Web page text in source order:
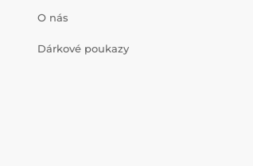
O nás
Dárkové poukazy